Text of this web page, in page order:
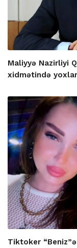
Maliyyə Nazirliyi
xidmətində
Tiktoker